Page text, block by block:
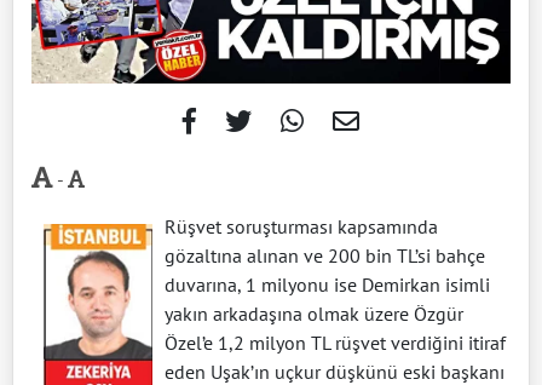
-
Rüşvet soruşturması kapsamında
gözaltına alınan ve 200 bin TL’si bahçe
duvarına, 1 milyonu ise Demirkan isimli
yakın arkadaşına olmak üzere Özgür
Özel’e 1,2 milyon TL rüşvet verdiğini itiraf
eden Uşak’ın uçkur düşkünü eski başkanı